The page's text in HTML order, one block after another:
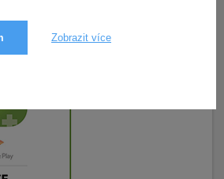
Zobrazit více